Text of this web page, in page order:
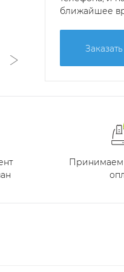
ближайшее
Принимаем